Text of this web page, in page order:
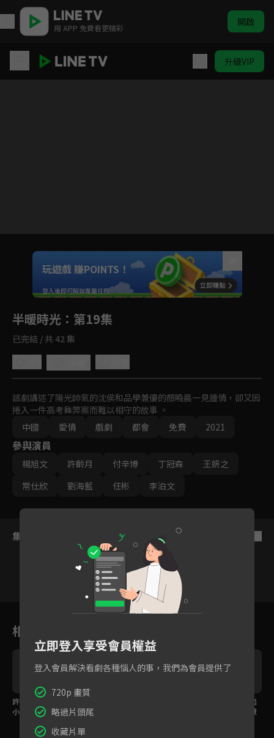
用 APP 免費看更精彩 開啟
升級VIP
Unmute
如有不便請見諒
玩遊戲 賺POINTS！
登入後即可解鎖專屬任務
半暖時光 ：第19集
已完結 / 共 42 集
該劇講述了陽光帥氣的沈侯和品學兼優的顏曉晨一見鍾情，卻又因
捲入一件高考舞弊案而難以相守的故事 。
中國
愛情 戲劇 都會 免費 2021
參與演員
楊旭文 許齡月 付辛博 丁冠森
王妍之
常仕欣
劉海藍 任彬 李泊文
集數列表
18 19 20
相關花絮
許侯拜訪丈母娘竟被當
小偷！？
哄女友許齡月花招百出
楊旭文扮美人魚飛吻獻
立即登入享受會員權益
登入會員解決看劇各種惱人的事，我們為會員提供了
720p 畫質
略過片頭尾
收藏片單